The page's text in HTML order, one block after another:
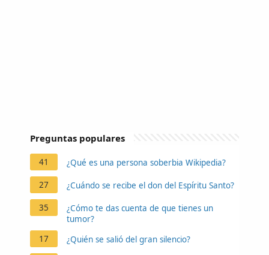
Preguntas populares
41 ¿Qué es una persona soberbia Wikipedia?
27 ¿Cuándo se recibe el don del Espíritu Santo?
35
¿Cómo te das cuenta de que tienes un
tumor?
17
¿Quién se salió del gran silencio?